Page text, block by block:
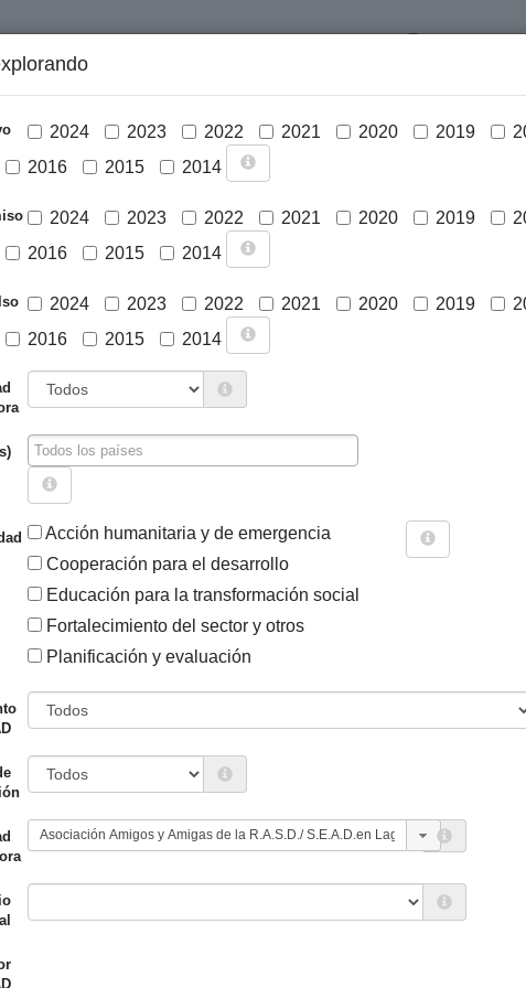
Sigue explorando
2024 2023 2022 2021 2020 2019
2016 2015 2014
2024 2023 2022 2021 2020 2019
2016 2015 2014
2024 2023 2022 2021 2020 2019
2016 2015 2014
Acción humanitaria y de emergencia
Cooperación para el desarrollo
Educación para la transformación social
Fortalecimiento del sector y otros
Planificación y evaluación
ES ASOCIACIÓN AMIGOS Y AMIGAS DE LA R.A.S.D./
Entidad canalizadora
de San Sebastián
Amigos y Amigas de la
2022